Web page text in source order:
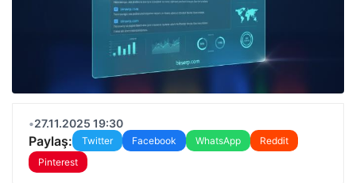
•27.11.2025 19:30
Paylaş: Twitter Facebook WhatsApp
Reddit
Pinterest